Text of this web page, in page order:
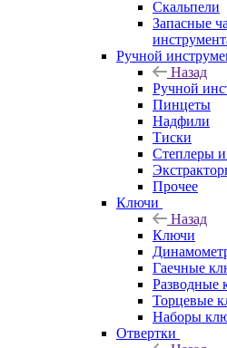
Скальпели
Запасные
Ручной
Назад
Ручной
Пинцеты
Надфили
Тиски
Степлеры
Прочее
Ключи
Назад
Ключи
Гаечные
Разводные
Торцевые
Наборы
Отвертки